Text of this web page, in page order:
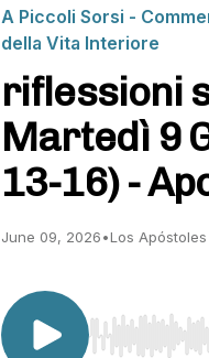
A Piccoli Sorsi -
della Vita Interiore
riflessioni
Martedì 9
13-16) -
June 09, 2026•Los
Use Left/Right